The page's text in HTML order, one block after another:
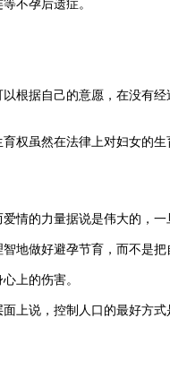
不孕后遗症。
据自己的意愿，在没有
虽然在法律上对妇女的
的力量据说是伟大的，一
做好避孕节育，而不是把
上的伤害。
说，控制人口的最好方